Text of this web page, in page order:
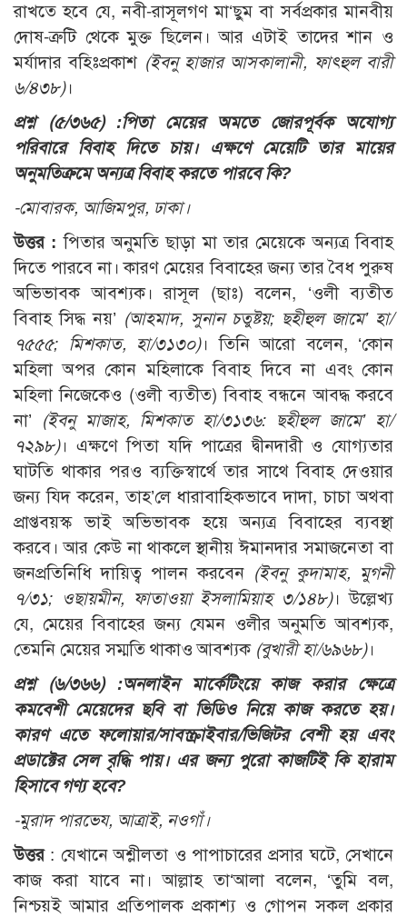
রাখতে হবে যে, নবী-রাসূলগণ মা‘ছুম বা সর্বপ্রকার মানবীয়
দোষ-ত্রুটি থেকে মুক্ত ছিলেন। আর এটাই তাদের শান ও
মর্যাদার বহিঃপ্রকাশ (ইবনু হাজার আসকালানী, ফাৎহুল বারী
৬/৪৩৮)।
প্রশ্ন (৫/৩৬৫) :পিতা মেয়ের অমতে জোরপূর্বক অযোগ্য
পরিবারে বিবাহ দিতে চায়। এক্ষণে মেয়েটি তার মায়ের
অনুমতিক্রমে অন্যত্র বিবাহ করতে পারবে কি?
-মোবারক, আজিমপুর, ঢাকা।
উত্তর :পিতার অনুমতি ছাড়া মা তার মেয়েকে অন্যত্র বিবাহ
দিতে পারবে না। কারণ মেয়ের বিবাহের জন্য তার বৈধ পুরুষ
অভিভাবক আবশ্যক। রাসূল (ছাঃ) বলেন, ‘ওলী ব্যতীত
বিবাহ সিদ্ধ নয়’ (আহমাদ, সুনান চতুষ্টয়; ছহীহুল জামে’ হা/
৭৫৫৫; মিশকাত, হা/৩১৩০)। তিনি আরো বলেন, ‘কোন
মহিলা অপর কোন মহিলাকে বিবাহ দিবে না এবং কোন
মহিলা নিজেকেও (ওলী ব্যতীত) বিবাহ বন্ধনে আবদ্ধ করবে
না’ (ইবনু মাজাহ, মিশকাত হা/৩১৩৬: ছহীহুল জামে’ হা/
৭২৯৮)। এক্ষণে পিতা যদি পাত্রের দ্বীনদারী ও যোগ্যতার
ঘাটতি থাকার পরও ব্যক্তিস্বার্থে তার সাথে বিবাহ দেওয়ার
জন্য যিদ করেন, তাহ’লে ধারাবাহিকভাবে দাদা, চাচা অথবা
প্রাপ্তবয়স্ক ভাই অভিভাবক হয়ে অন্যত্র বিবাহের ব্যবস্থা
করবে। আর কেউ না থাকলে স্থানীয় ঈমানদার সমাজনেতা বা
জনপ্রতিনিধি দায়িত্ব পালন করবেন (ইবনু কুদামাহ, মুগনী
৭/৩১; ওছায়মীন, ফাতাওয়া ইসলামিয়াহ ৩/১৪৮)। উল্লেখ্য
যে, মেয়ের বিবাহের জন্য যেমন ওলীর অনুমতি আবশ্যক,
তেমনি মেয়ের সম্মতি থাকাও আবশ্যক (বুখারী হা/৬৯৬৮)।
প্রশ্ন (৬/৩৬৬) :অনলাইন মার্কেটিংয়ে কাজ করার ক্ষেত্রে
কমবেশী মেয়েদের ছবি বা ভিডিও নিয়ে কাজ করতে হয়।
কারণ এতে ফলোয়ার/সাবস্ক্রাইবার/ভিজিটর বেশী হয় এবং
প্রডাক্টের সেল বৃদ্ধি পায়। এর জন্য পুরো কাজটিই কি হারাম
হিসাবে গণ্য হবে?
-মুরাদ পারভেয, আত্রাই, নওগাঁ।
উত্তর: যেখানে অশ্লীলতা ও পাপাচারের প্রসার ঘটে, সেখানে
কাজ করা যাবে না। আল্লাহ তা‘আলা বলেন, ‘তুমি বল,
নিশ্চয়ই আমার প্রতিপালক প্রকাশ্য ও গোপন সকল প্রকার